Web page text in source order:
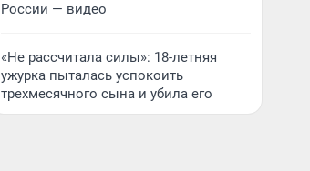
России — видео
«Не рассчитала силы»: 18-летняя
ужурка пыталась успокоить
трехмесячного сына и убила его